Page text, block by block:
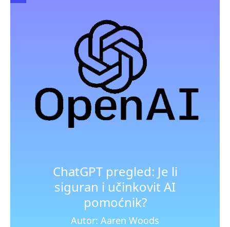
ChatGPT pregled: Je li
siguran i učinkovit AI
pomoćnik?
Autor: Aaren Woods